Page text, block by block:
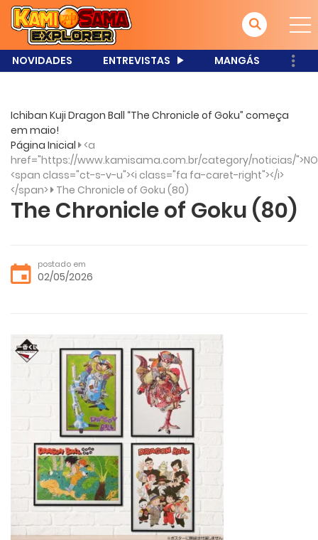
NOVIDADES ENTREVISTAS MANGÁS
Ichiban Kuji Dragon Ball “The Chronicle of Goku” começa
em maio!
Página Inicial <a
href="https://www.kamisama.com.br/category/noticias/
<span class="ct-s-v-u"><i class="fa fa-caret-right"></i>
</span> The Chronicle of Goku (80)
The Chronicle of Goku (80)
postado em
02/05/2026